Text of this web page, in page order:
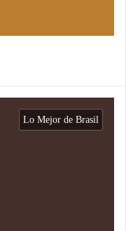
Lo Mejor de Brasil